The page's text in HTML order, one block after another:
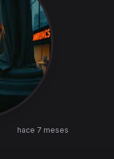
hace 7 meses